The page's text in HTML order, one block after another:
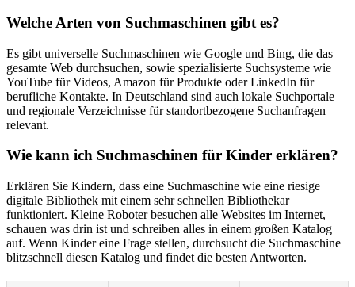
Welche Arten von Suchmaschinen gibt es?
Es gibt universelle Suchmaschinen wie Google und Bing, die das
gesamte Web durchsuchen, sowie spezialisierte Suchsysteme wie
YouTube für Videos, Amazon für Produkte oder LinkedIn für
berufliche Kontakte. In Deutschland sind auch lokale Suchportale
und regionale Verzeichnisse für standortbezogene Suchanfragen
relevant.
Wie kann ich Suchmaschinen für Kinder erklären?
Erklären Sie Kindern, dass eine Suchmaschine wie eine riesige
digitale Bibliothek mit einem sehr schnellen Bibliothekar
funktioniert. Kleine Roboter besuchen alle Websites im Internet,
schauen was drin ist und schreiben alles in einem großen Katalog
auf. Wenn Kinder eine Frage stellen, durchsucht die Suchmaschine
blitzschnell diesen Katalog und findet die besten Antworten.